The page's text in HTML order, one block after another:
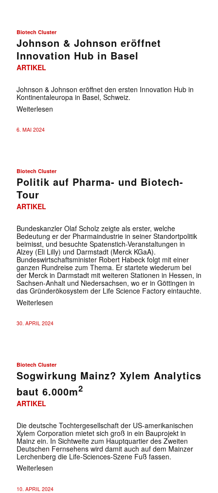
Biotech Cluster
Johnson & Johnson eröffnet
Innovation Hub in Basel
ARTIKEL
Johnson & Johnson eröffnet den ersten Innovation Hub in
Kontinentaleuropa in Basel, Schweiz.
Weiterlesen
6. MAI 2024
Biotech Cluster
Politik auf Pharma- und Biotech-
Tour
ARTIKEL
Bundeskanzler Olaf Scholz zeigte als erster, welche
Bedeutung er der Pharmaindustrie in seiner Standortpolitik
beimisst, und besuchte Spatenstich-Veranstaltungen in
Alzey (Eli Lilly) und Darmstadt (Merck KGaA).
Bundeswirtschaftsminister Robert Habeck folgt mit einer
ganzen Rundreise zum Thema. Er startete wiederum bei
der Merck in Darmstadt mit weiteren Stationen in Hessen, in
Sachsen-Anhalt und Niedersachsen, wo er in Göttingen in
das Gründerökosystem der Life Science Factory eintauchte.
Weiterlesen
30. APRIL 2024
Biotech Cluster
Sogwirkung Mainz? Xylem Analytics
baut 6.000m2
ARTIKEL
Die deutsche Tochtergesellschaft der US-amerikanischen
Xylem Corporation mietet sich groß in ein Bauprojekt in
Mainz ein. In Sichtweite zum Hauptquartier des Zweiten
Deutschen Fernsehens wird damit auch auf dem Mainzer
Lerchenberg die Life-Sciences-Szene Fuß fassen.
Weiterlesen
10. APRIL 2024